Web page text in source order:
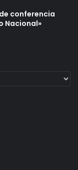
conferencia
Nacional»